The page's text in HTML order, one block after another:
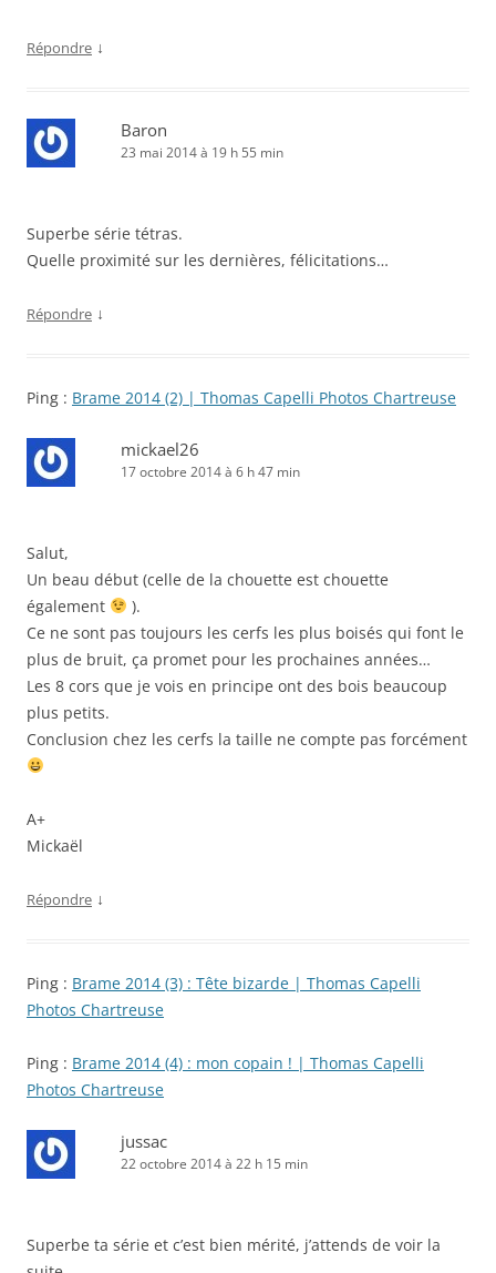
Répondre ↓
Baron
23 mai 2014 à 19 h 55 min
Superbe série tétras.
Quelle proximité sur les dernières, félicitations…
Répondre ↓
Ping : Brame 2014 (2) | Thomas Capelli Photos Chartreuse
mickael26
17 octobre 2014 à 6 h 47 min
Salut,
Un beau début (celle de la chouette est chouette
également
).
Ce ne sont pas toujours les cerfs les plus boisés qui font le
plus de bruit, ça promet pour les prochaines années…
Les 8 cors que je vois en principe ont des bois beaucoup
plus petits.
Conclusion chez les cerfs la taille ne compte pas forcément
A+
Mickaël
Répondre ↓
Ping : Brame 2014 (3) : Tête bizarde | Thomas Capelli
Photos Chartreuse
Ping : Brame 2014 (4) : mon copain ! | Thomas Capelli
Photos Chartreuse
jussac
22 octobre 2014 à 22 h 15 min
Superbe ta série et c’est bien mérité, j’attends de voir la